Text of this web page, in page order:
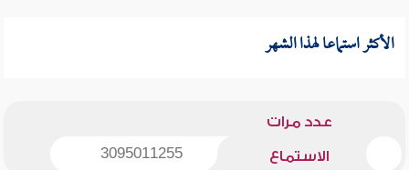
الأكثر استماعا لهذا الشهر
عدد مرات
الاستماع 3095011255